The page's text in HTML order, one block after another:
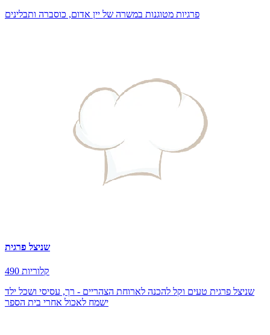
פרגיות מטוגנות במשרה של יין אדום, כוסברה ותבלינים
שניצל פרגית
490 קלוריות
שניצל פרגית טעים וקל להכנה לארוחת הצהריים - רך, עסיסי ושכל ילד
ישמח לאכול אחרי בית הספר